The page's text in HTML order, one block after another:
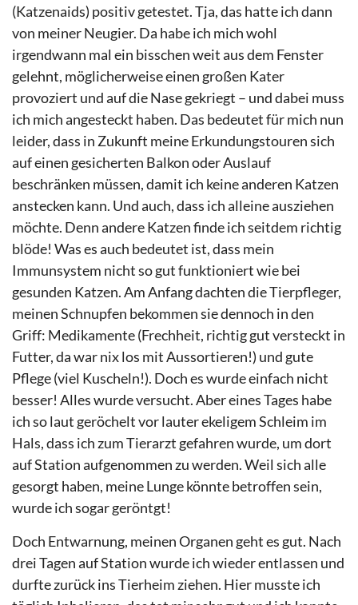
(Katzenaids) positiv getestet. Tja, das hatte ich dann
von meiner Neugier. Da habe ich mich wohl
irgendwann mal ein bisschen weit aus dem Fenster
gelehnt, möglicherweise einen großen Kater
provoziert und auf die Nase gekriegt – und dabei muss
ich mich angesteckt haben. Das bedeutet für mich nun
leider, dass in Zukunft meine Erkundungstouren sich
auf einen gesicherten Balkon oder Auslauf
beschränken müssen, damit ich keine anderen Katzen
anstecken kann. Und auch, dass ich alleine ausziehen
möchte. Denn andere Katzen finde ich seitdem richtig
blöde! Was es auch bedeutet ist, dass mein
Immunsystem nicht so gut funktioniert wie bei
gesunden Katzen. Am Anfang dachten die Tierpfleger,
meinen Schnupfen bekommen sie dennoch in den
Griff: Medikamente (Frechheit, richtig gut versteckt in
Futter, da war nix los mit Aussortieren!) und gute
Pflege (viel Kuscheln!). Doch es wurde einfach nicht
besser! Alles wurde versucht. Aber eines Tages habe
ich so laut geröchelt vor lauter ekeligem Schleim im
Hals, dass ich zum Tierarzt gefahren wurde, um dort
auf Station aufgenommen zu werden. Weil sich alle
gesorgt haben, meine Lunge könnte betroffen sein,
wurde ich sogar geröntgt!
Doch Entwarnung, meinen Organen geht es gut. Nach
drei Tagen auf Station wurde ich wieder entlassen und
durfte zurück ins Tierheim ziehen. Hier musste ich